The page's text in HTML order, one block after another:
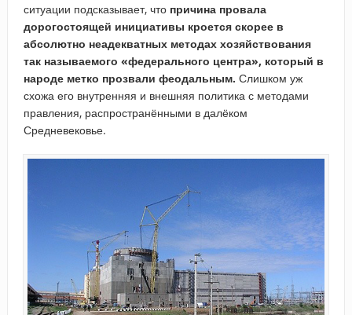
ситуации подсказывает, что причина провала
дорогостоящей инициативы кроется скорее в
абсолютно неадекватных методах хозяйствования
так называемого «федерального центра», который в
народе метко прозвали феодальным. Слишком уж
схожа его внутренняя и внешняя политика с методами
правления, распространёнными в далёком
Средневековье.